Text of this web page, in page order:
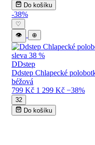
Do košíku
-38%
♡
👁
⊕
DDstep
Ddstep Chlapecké
béžová
799 Kč 1 299 Kč −38%
32
Do košíku